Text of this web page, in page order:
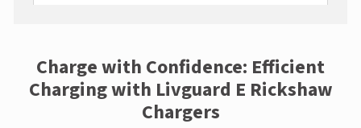
Charge with Confidence: Efficient
Charging with Livguard E Rickshaw
Chargers